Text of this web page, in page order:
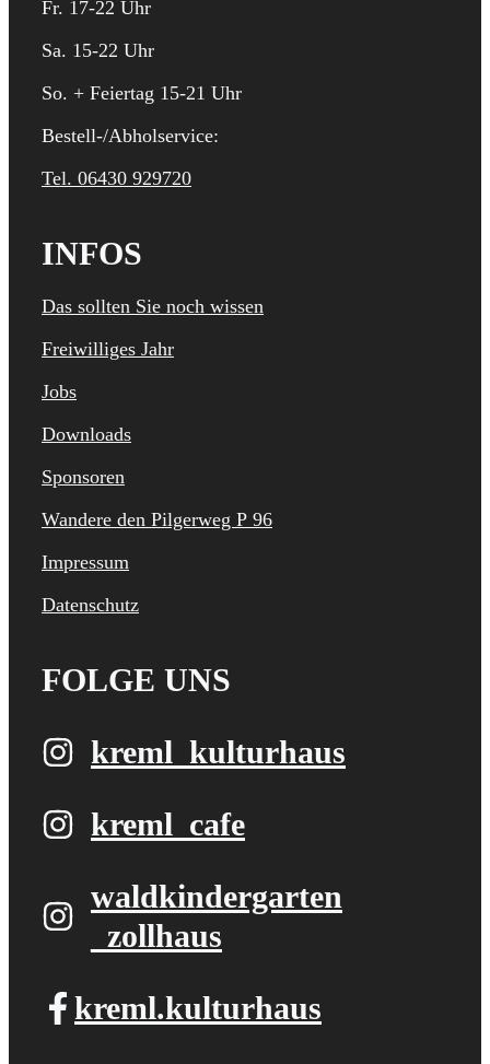
Fr. 17-22 Uhr
Sa. 15-22 Uhr
So. + Feiertag 15-21 Uhr
Bestell-/Abholservice:
Tel. 06430 929720
INFOS
Das sollten Sie noch wissen
Freiwilliges Jahr
Jobs
Downloads
Sponsoren
Wandere den Pilgerweg P 96
Impressum
Datenschutz
FOLGE UNS
kreml_kulturhaus
kreml_cafe
waldkindergarten​
_zollhaus
kreml.kulturhaus